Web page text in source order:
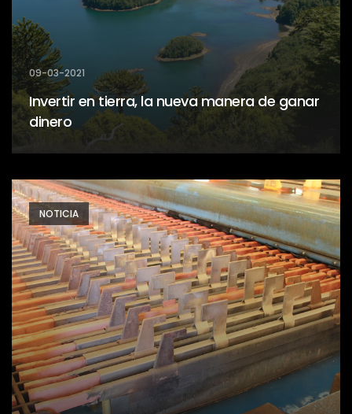
09-03-2021
Invertir en tierra, la nueva manera de ganar
dinero
NOTICIA